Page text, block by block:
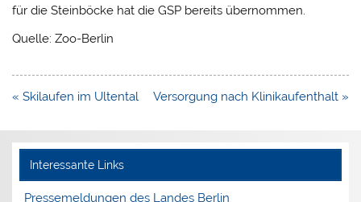
für die Steinböcke hat die GSP bereits übernommen.
Quelle: Zoo-Berlin
Beitragsnavigation
« Skilaufen im Ultental Versorgung nach Klinikaufenthalt »
Interessante Links
Pressemeldungen des Landes Berlin